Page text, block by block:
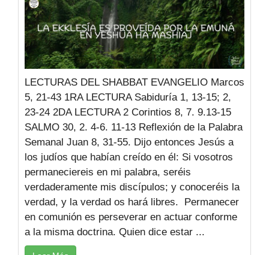
LECTURAS DEL SHABBAT EVANGELIO Marcos
5, 21-43 1RA LECTURA Sabiduría 1, 13-15; 2,
23-24 2DA LECTURA 2 Corintios 8, 7. 9.13-15
SALMO 30, 2. 4-6. 11-13 Reflexión de la Palabra
Semanal Juan 8, 31-55. Dijo entonces Jesús a
los judíos que habían creído en él: Si vosotros
permaneciereis en mi palabra, seréis
verdaderamente mis discípulos; y conoceréis la
verdad, y la verdad os hará libres. Permanecer
en comunión es perseverar en actuar conforme
a la misma doctrina. Quien dice estar ...